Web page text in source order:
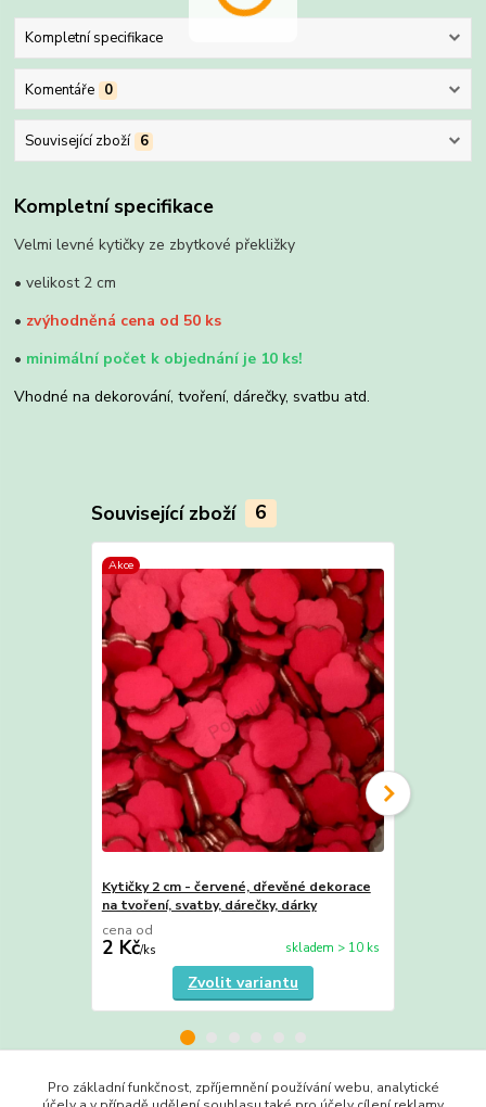
Kompletní specifikace
Komentáře 0
Související zboží 6
Kompletní specifikace
Velmi levné kytičky ze zbytkové překližky
• velikost 2 cm
• zvýhodněná cena od 50 ks
• minimální počet k objednání je 10 ks!
Vhodné na dekorování, tvoření, dárečky, svatbu atd.
Související zboží 6
Akce
Kytičky 2 cm - červené, dřevěné dekorace
na tvoření, svatby, dárečky, dárky
cena od
2 Kč/ks skladem > 10 ks
Zvolit variantu
Pro základní funkčnost, zpříjemnění používání webu, analytické